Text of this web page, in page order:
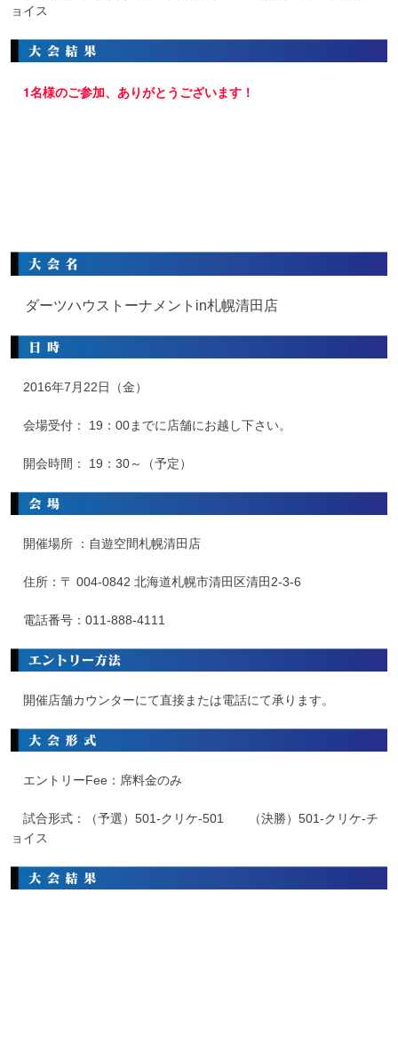
ョイス
1名様のご参加、ありがとうございます！
ダーツハウストーナメントin札幌清田店
2016年7月22日（金）
会場受付： 19：00までに店舗にお越し下さい。
開会時間： 19：30～（予定）
開催場所 ：自遊空間札幌清田店
住所：〒 004-0842 北海道札幌市清田区清田2-3-6
電話番号： 011-888-4111
開催店舗カウンターにて直接または電話にて承ります。
エントリーFee：席料金のみ
試合形式：（予選）501-クリケ-501 （決勝）501-クリケ-チ
ョイス